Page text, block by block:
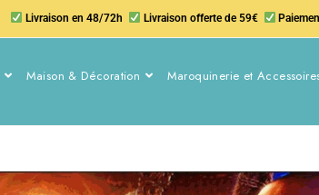
Livraison en 48/72h Livraison offerte de 59€
Maison & Décoration Maroquinerie et